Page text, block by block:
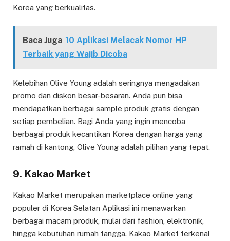
Korea yang berkualitas.
Baca Juga 10 Aplikasi Melacak Nomor HP
Terbaik yang Wajib Dicoba
Kelebihan Olive Young adalah seringnya mengadakan
promo dan diskon besar-besaran. Anda pun bisa
mendapatkan berbagai sample produk gratis dengan
setiap pembelian. Bagi Anda yang ingin mencoba
berbagai produk kecantikan Korea dengan harga yang
ramah di kantong, Olive Young adalah pilihan yang tepat.
9. Kakao Market
Kakao Market merupakan marketplace online yang
populer di Korea Selatan Aplikasi ini menawarkan
berbagai macam produk, mulai dari fashion, elektronik,
hingga kebutuhan rumah tangga. Kakao Market terkenal